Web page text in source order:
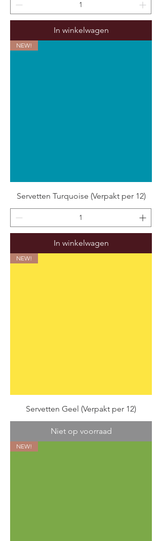
In winkelwagen
NEW!
Servetten Turquoise (Verpakt per 12)
In winkelwagen
NEW!
Servetten Geel (Verpakt per 12)
Niet op voorraad
NEW!